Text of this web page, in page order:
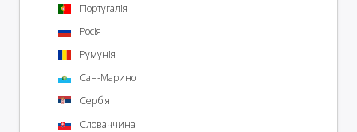
Португалія
Росія
Румунія
Сан-Марино
Сербія
Словаччина